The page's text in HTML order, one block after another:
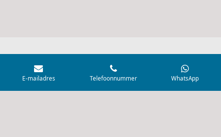
E-mailadres Telefoonnummer WhatsApp